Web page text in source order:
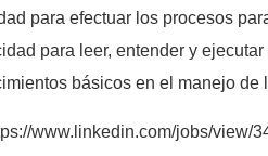
para efectuar los procesos
para leer, entender y
básicos en el manejo de
www.linkedin.com/jobs/view/